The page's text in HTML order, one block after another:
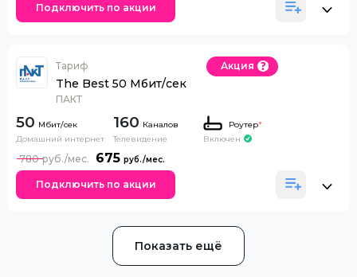
Подключить по акции
Тариф
The Best 50 Мбит/сек
ПАКТ
Акция
50
Домашний интернет
160 Каналов
Телевидение
Роутер*
Включен
675
780
Подключить по акции
Показать ещё